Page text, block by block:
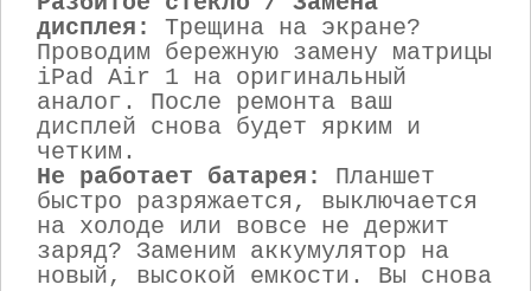
дисплея:
Трещина на экране?
Проводим бережную замену матрицы
iPad Air 1 на оригинальный
аналог. После ремонта ваш
дисплей снова будет ярким и
четким.
Не работает батарея:
Планшет
быстро разряжается, выключается
на холоде или вовсе не держит
заряд? Заменим аккумулятор на
новый, высокой емкости. Вы снова